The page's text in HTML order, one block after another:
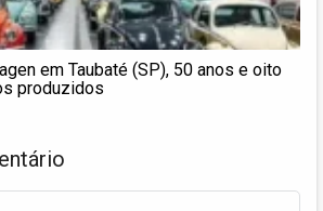
em Taubaté (SP), 50 anos e oito
produzidos